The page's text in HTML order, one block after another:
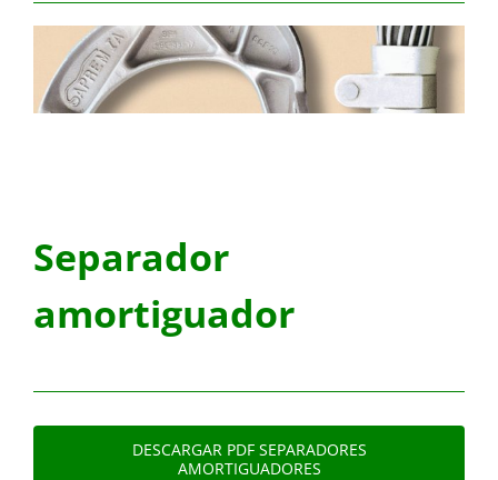
Separador
amortiguador
DESCARGAR PDF SEPARADORES
AMORTIGUADORES